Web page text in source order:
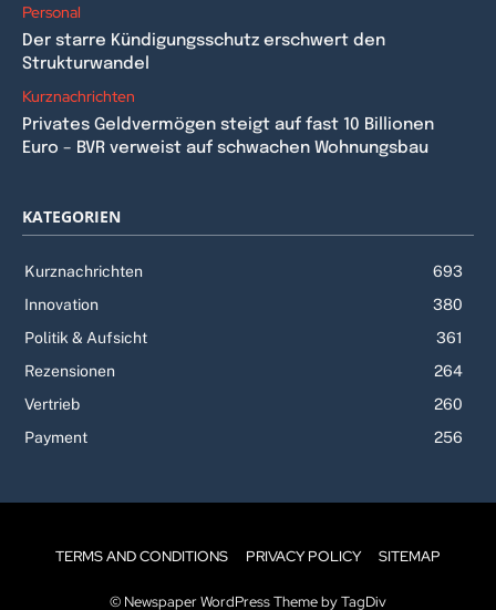
Personal
Der starre Kündigungsschutz erschwert den
Strukturwandel
Kurznachrichten
Privates Geldvermögen steigt auf fast 10 Billionen
Euro – BVR verweist auf schwachen Wohnungsbau
KATEGORIEN
Kurznachrichten
693
Innovation
380
Politik & Aufsicht
361
Rezensionen
264
Vertrieb
260
Payment
256
TERMS AND CONDITIONS PRIVACY POLICY SITEMAP
© Newspaper WordPress Theme by TagDiv